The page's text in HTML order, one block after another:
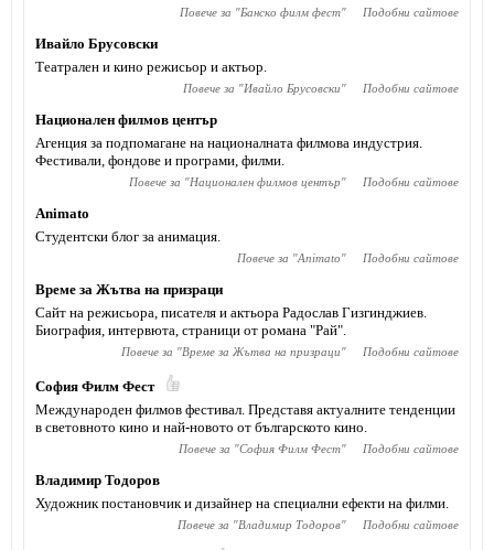
Повече за "Банско филм фест" Подобни сайтове
Ивайло Брусовски
Театрален и кино режисьор и актьор.
Повече за "Ивайло Брусовски" Подобни сайтове
Национален филмов център
Агенция за подпомагане на националната филмова индустрия.
Фестивали, фондове и програми, филми.
Повече за "Национален филмов център" Подобни сайтове
Animato
Студентски блог за анимация.
Повече за "Animato" Подобни сайтове
Време за Жътва на призраци
Сайт на режисьора, писателя и актьора Радослав Гизгинджиев‎.
Биография, интервюта, страници от романа "Рай".
Повече за "Време за Жътва на призраци" Подобни сайтове
София Филм Фест
Международен филмов фестивал. Представя актуалните тенденции
в световното кино и най-новото от българското кино.
Повече за "София Филм Фест" Подобни сайтове
Владимир Тодоров
Художник постановчик и дизайнер на специални ефекти на филми.
Повече за "Владимир Тодоров" Подобни сайтове